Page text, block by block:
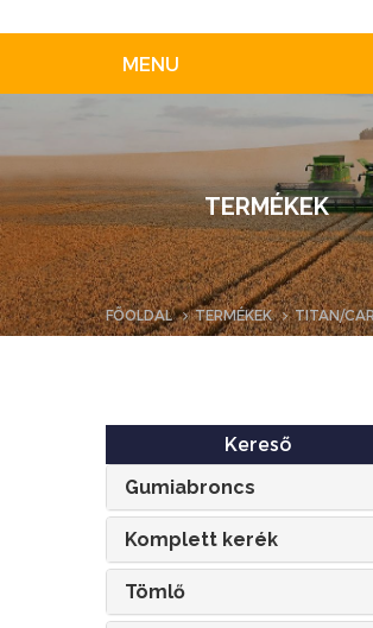
TERMÉKEK
FŐOLDAL TERMÉKEK TITAN/
Kereső
Gumiabroncs
Komplett kerék
Tömlő